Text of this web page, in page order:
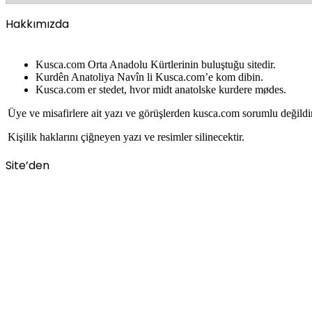
Hakkımızda
Kusca.com Orta Anadolu Kürtlerinin buluştuğu sitedir.
Kurdên Anatoliya Navîn li Kusca.com’e kom dibin.
Kusca.com er stedet, hvor midt anatolske kurdere mødes.
Üye ve misafirlere ait yazı ve görüşlerden kusca.com sorumlu
Kişilik haklarını çiğneyen yazı ve resimler silinecektir.
Site’den